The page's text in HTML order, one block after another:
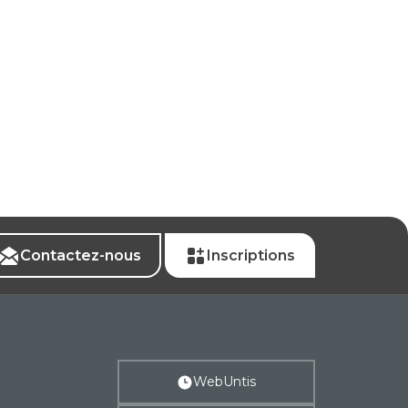
Contactez-nous Inscriptions
WebUntis